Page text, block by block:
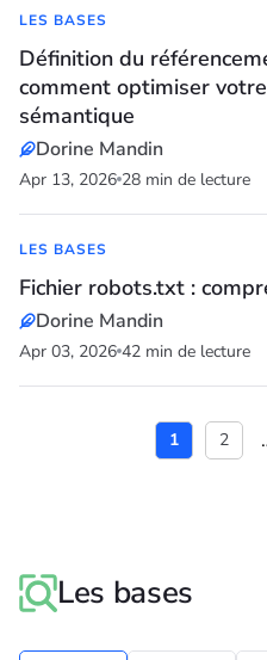
LES BASES
Définition du
comment optimiser
sémantique
Dorine Mandin
Apr 13, 2026 28 min de lecture
LES BASES
Fichier robots.txt :
Dorine Mandin
Apr 03, 2026 42 min de lecture
1 2
Les bases